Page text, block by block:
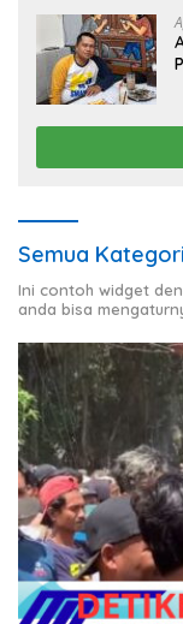
Semua Kategori
Ini contoh widget
anda bisa